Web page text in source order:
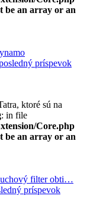
be an array or an
príspevok
ktoré sú na
: in file
Core.php
be an array or an
filter obti…
príspevok